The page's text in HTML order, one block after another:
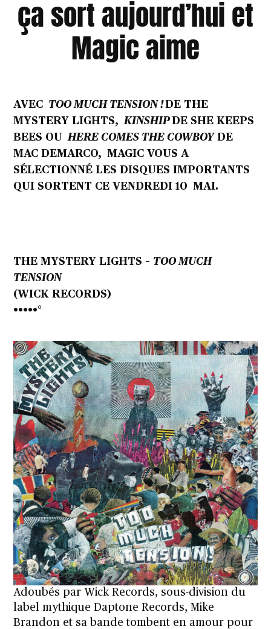
ça sort aujourd’hui et
Magic aime
AVEC TOO MUCH TENSION ! DE THE
MYSTERY LIGHTS, KINSHIP DE SHE KEEPS
BEES OU HERE COMES THE COWBOY DE
MAC DEMARCO, MAGIC VOUS A
SÉLECTIONNÉ LES DISQUES IMPORTANTS
QUI SORTENT CE VENDREDI 10 MAI.
THE MYSTERY LIGHTS – TOO MUCH
TENSION
(WICK RECORDS)
•••••°
Adoubés par Wick Records, sous-division du
label mythique Daptone Records, Mike
Brandon et sa bande tombent en amour pour